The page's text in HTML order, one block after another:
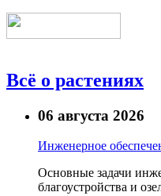
Всё о растениях
06 августа 2026
Инженерное
Основные задачи
благоустройства и